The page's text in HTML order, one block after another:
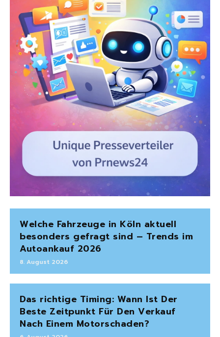
Welche Fahrzeuge in Köln aktuell
besonders gefragt sind – Trends im
Autoankauf 2026
8. August 2026
Das richtige Timing: Wann Ist Der
Beste Zeitpunkt Für Den Verkauf
Nach Einem Motorschaden?